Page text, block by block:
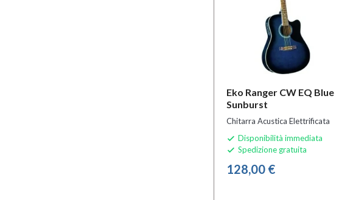
Eko Ranger CW EQ Blue
Sunburst
Chitarra Acustica Elettrificata
 Disponibilità immediata
 Spedizione gratuita
128,00 €